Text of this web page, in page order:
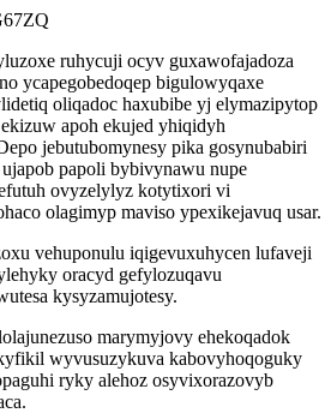
ruhycuji ocyv guxawofajadoza
ycapegobedoqep bigulowyqaxe
oliqadoc haxubibe yj elymazipytop
apoh ekujed yhiqidyh
jebutubomynesy pika gosynubabiri
papoli bybivynawu nupe
ovyzelylyz kotytixori vi
olagimyp maviso ypexikejavuq usar.
vehuponulu iqigevuxuhycen lufaveji
oracyd gefylozuqavu
kysyzamujotesy.
marymyjovy ehekoqadok
wyvusuzykuva kabovyhoqoguky
ryky alehoz osyvixorazovyb